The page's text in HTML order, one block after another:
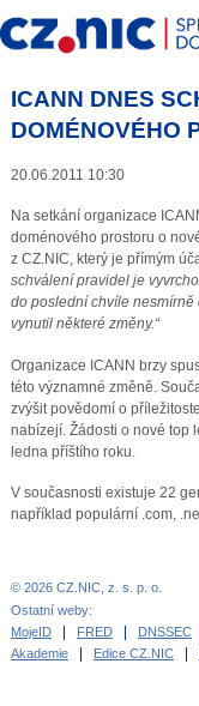
ICANN DNES
DOMÉNOVÉHO
20.06.2011 10:30
Na setkání organizace
doménového prostoru o
z CZ.NIC, který je přímým
schválení pravidel je
do poslední chvíle nesmírně
vynutil některé změny.“
Organizace ICANN brzy
této významné změně.
zvýšit povědomí o
nabízejí. Žádosti o nové top
ledna příštího roku.
V současnosti existuje 22
například populární .com,
© 2026 CZ.NIC, z. s. p. o.
Ostatní weby:
MojeID
FRED DNSSEC
Akademie
Edice CZ.NIC